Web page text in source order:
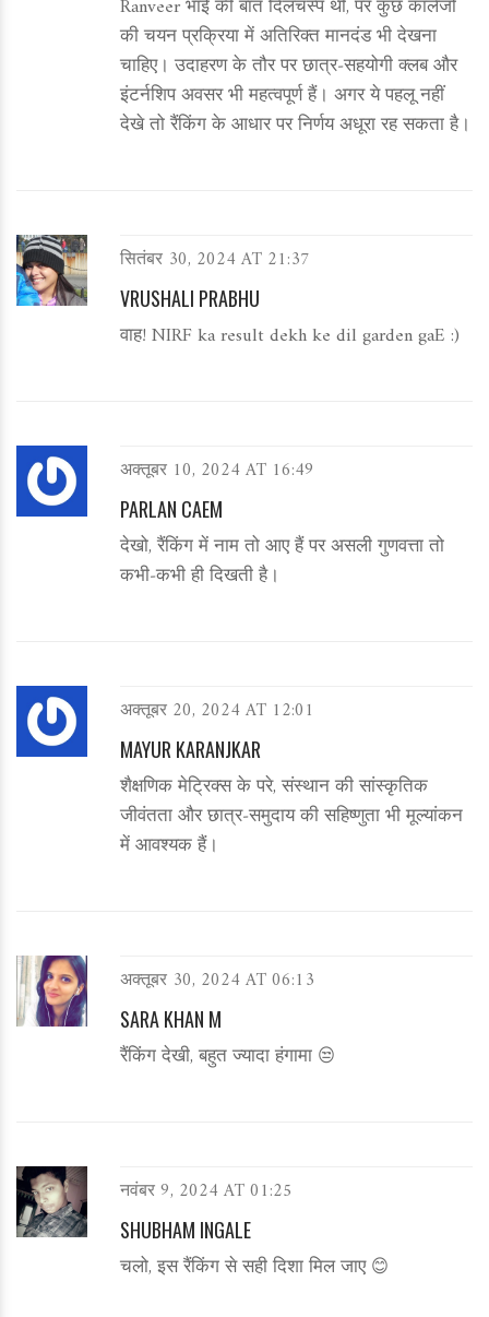
Ranveer भाई की बात दिलचस्प थी, पर कुछ कॉलेजों
की चयन प्रक्रिया में अतिरिक्त मानदंड भी देखना
चाहिए। उदाहरण के तौर पर छात्र‑सहयोगी क्लब और
इंटर्नशिप अवसर भी महत्वपूर्ण हैं। अगर ये पहलू नहीं
देखे तो रैंकिंग के आधार पर निर्णय अधूरा रह सकता है।
सितंबर 30, 2024 AT 21:37
VRUSHALI PRABHU
वाह! NIRF ka result dekh ke dil garden gaE :)
अक्तूबर 10, 2024 AT 16:49
PARLAN CAEM
देखो, रैंकिंग में नाम तो आए हैं पर असली गुणवत्ता तो
कभी‑कभी ही दिखती है।
अक्तूबर 20, 2024 AT 12:01
MAYUR KARANJKAR
शैक्षणिक मेट्रिक्स के परे, संस्थान की सांस्कृतिक
जीवंतता और छात्र‑समुदाय की सहिष्णुता भी मूल्यांकन
में आवश्यक हैं।
अक्तूबर 30, 2024 AT 06:13
SARA KHAN M
रैंकिंग देखी, बहुत ज्यादा हंगामा 😒
नवंबर 9, 2024 AT 01:25
SHUBHAM INGALE
चलो, इस रैंकिंग से सही दिशा मिल जाए 😊